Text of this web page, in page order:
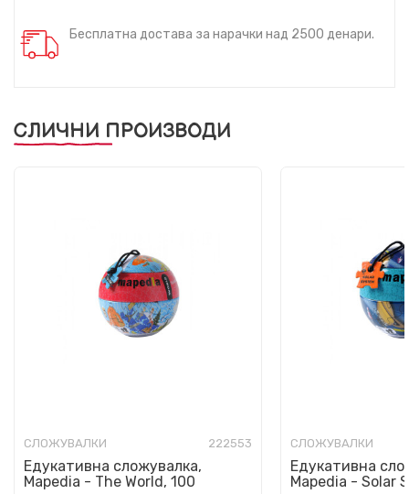
Бесплатна достава за нарачки над 2500 денари.
СЛИЧНИ ПРОИЗВОДИ
СЛОЖУВАЛКИ 222553
Едукативна сложувалка,
Mapedia - The World, 100
СЛОЖУВАЛКИ
Едукативна
Mapedia - Solar